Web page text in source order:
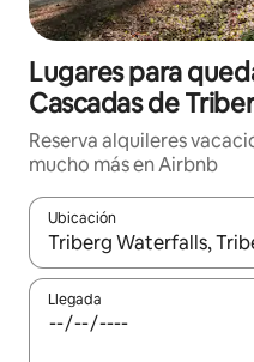
Lugares para
Cascadas de
Reserva alquileres
mucho más en Airbnb
Ubicación
Cuando los resultados
Llegada